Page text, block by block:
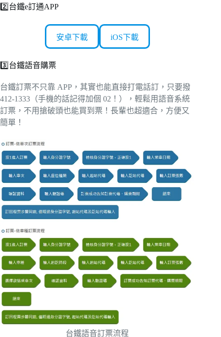
2️⃣台鐵e訂通APP
安卓下載 iOS下載
3️⃣台鐵語音購票
台鐵訂票不只靠 APP，其實也能直接打電話訂，只要撥
412-1333（手機的話記得加個 02！），輕鬆用語音系統
訂票，不用搶破頭也能買到票！長輩也超適合，方便又
簡單！
台鐵語音訂票流程